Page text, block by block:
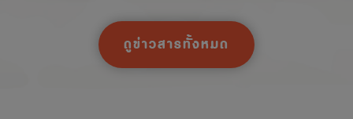
ดูข่าวสารทั้งหมด